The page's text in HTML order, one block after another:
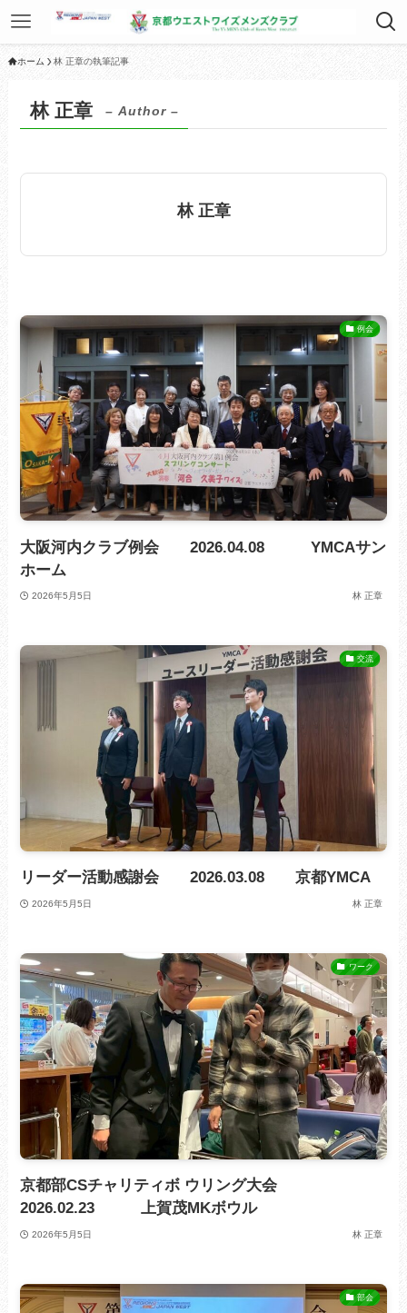
ホーム 林 正章の執筆記事
林 正章 – Author –
林 正章
例会
大阪河内クラブ例会 2026.04.08 YMCAサン
ホーム
2026年5月5日 林 正章
交流
リーダー活動感謝会 2026.03.08 京都YMCA
2026年5月5日 林 正章
ワーク
京都部CSチャリティボ ウリング大会
2026.02.23 上賀茂MKボウル
2026年5月5日 林 正章
部会